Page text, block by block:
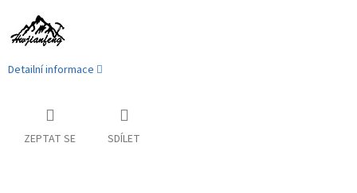
Detailní informace
ZEPTAT SE SDÍLET